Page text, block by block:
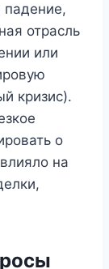
падение,
отрасль
или
кризис).
о
на